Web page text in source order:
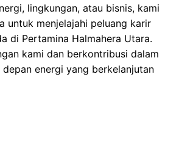
lingkungan, atau bisnis, kami
untuk menjelajahi peluang karir
di Pertamina Halmahera Utara.
kami dan berkontribusi dalam
energi yang berkelanjutan